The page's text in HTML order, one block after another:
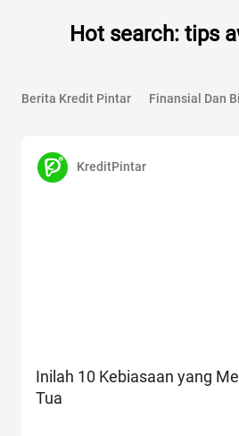
Hot search: tips
Berita Kredit Pintar Finansial Dan
KreditPintar
Inilah 10 Kebiasaan yang
Tua